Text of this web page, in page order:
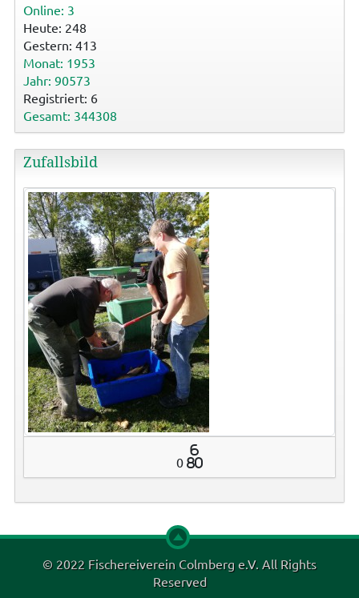
Online: 3
Heute: 248
Gestern: 413
Monat: 1953
Jahr: 90573
Registriert: 6
Gesamt: 344308
Zufallsbild
0
6
80
© 2022 Fischereiverein Colmberg e.V. All Rights
Reserved